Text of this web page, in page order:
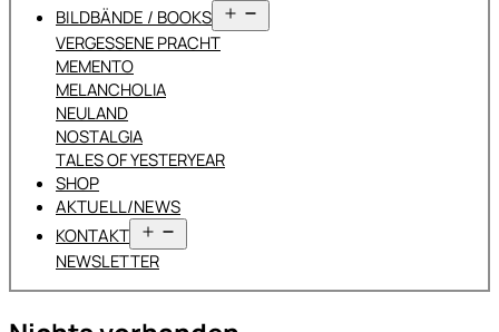
BILDBÄNDE / BOOKS
öffnen
VERGESSENE PRACHT
MEMENTO
MELANCHOLIA
NEULAND
NOSTALGIA
TALES OF YESTERYEAR
SHOP
AKTUELL/NEWS
KONTAKT
öffnen
NEWSLETTER